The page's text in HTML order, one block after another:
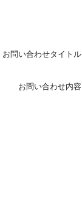
お問い合わせタイトル
お問い合わせ内容